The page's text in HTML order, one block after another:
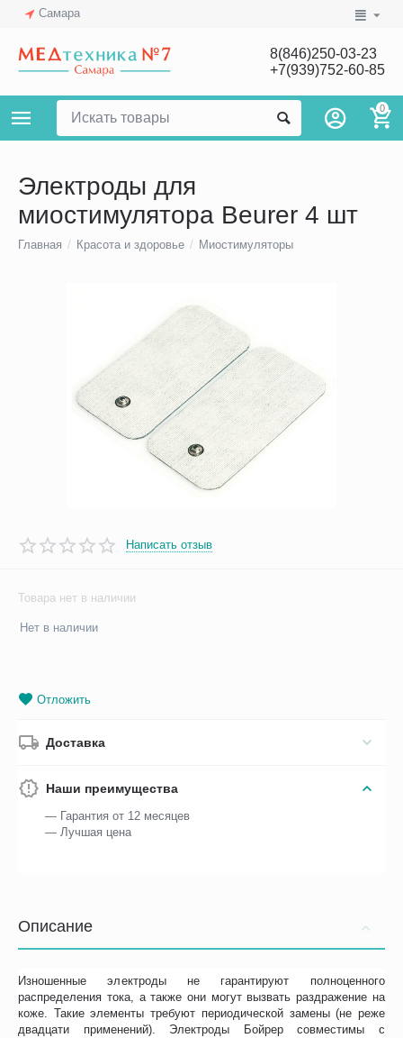
Самара
8(846)250-03-23
+7(939)752-60-85
0
Электроды для
миостимулятора Beurer 4 шт
Главная / Красота и здоровье / Миостимуляторы
Написать отзыв
Товара нет в наличии
Нет в наличии
Отложить
Доставка
Наши преимущества
— Гарантия от 12 месяцев
— Лучшая цена
Описание
Изношенные электроды не гарантируют полноценного
распределения тока, а также они могут вызвать раздражение на
коже. Такие элементы требуют периодической замены (не реже
двадцати применений). Электроды Бойрер совместимы с